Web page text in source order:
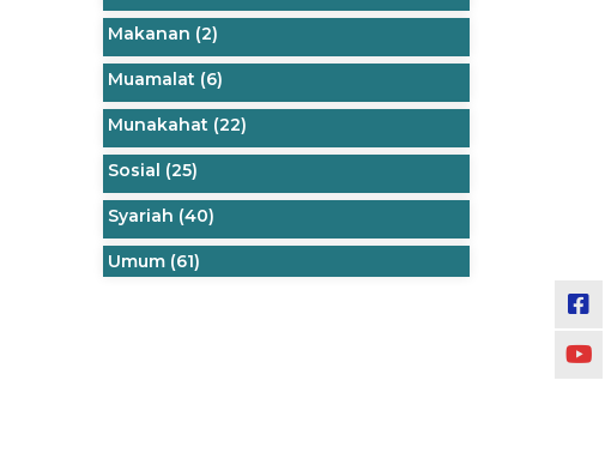
Makanan (2)
Muamalat (6)
Munakahat (22)
Sosial (25)
Syariah (40)
Umum (61)